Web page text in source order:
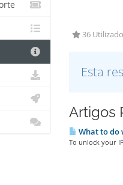
36
Esta
Artigos
What to do
To unlock your